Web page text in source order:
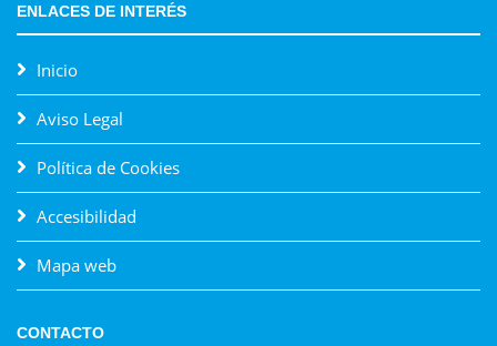
ENLACES DE INTERÉS
Inicio
Aviso Legal
Política de Cookies
Accesibilidad
Mapa web
CONTACTO